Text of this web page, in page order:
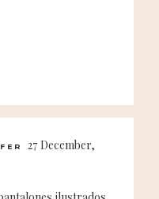
27 December,